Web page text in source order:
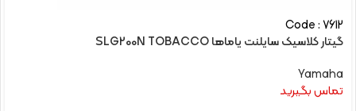
Code : 7612
گیتار کلاسیک سایلنت یاماها SLG200N TOBACCO
Yamaha
تماس بگیرید